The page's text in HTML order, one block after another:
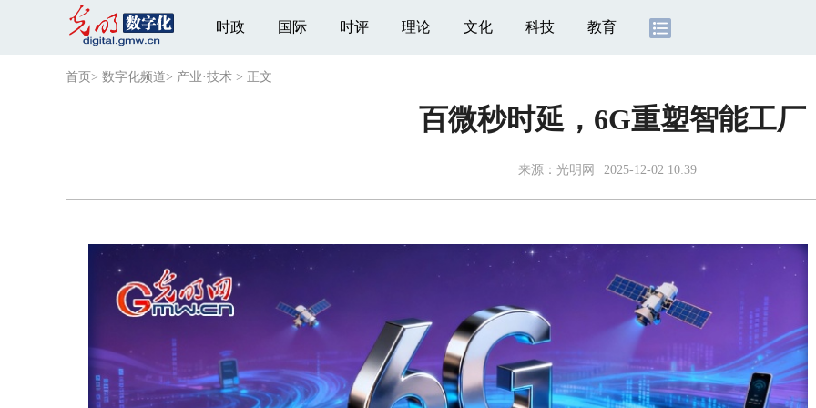
时政 国际 时评 理论 文化 科技 教育
首页 > 数字化频道> 产业·技术 > 正文
百微秒时延，6G重塑智能工厂
来源： 光明网 2025-12-02 10:39